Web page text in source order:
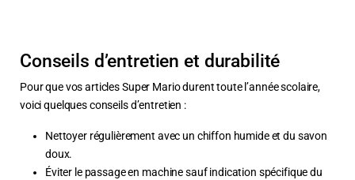
Conseils d’entretien et durabilité
Pour que vos articles Super Mario durent toute l’année scolaire,
voici quelques conseils d’entretien :
Nettoyer régulièrement avec un chiffon humide et du savon
doux.
Éviter le passage en machine sauf indication spécifique du